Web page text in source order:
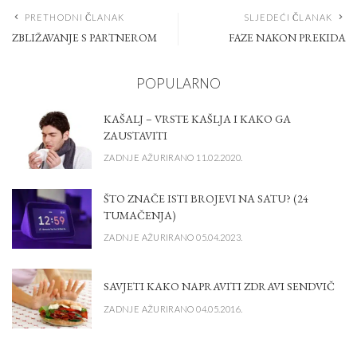
PRETHODNI ČLANAK
ZBLIŽAVANJE S PARTNEROM
SLJEDEĆI ČLANAK
FAZE NAKON PREKIDA
POPULARNO
KAŠALJ – VRSTE KAŠLJA I KAKO GA
ZAUSTAVITI
ZADNJE AŽURIRANO 11.02.2020.
ŠTO ZNAČE ISTI BROJEVI NA SATU? (24
TUMAČENJA)
ZADNJE AŽURIRANO 05.04.2023.
SAVJETI KAKO NAPRAVITI ZDRAVI SENDVIČ
ZADNJE AŽURIRANO 04.05.2016.